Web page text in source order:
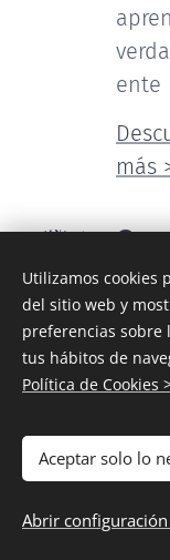
ente
más
de
Utilizamos cookies
del sitio web y
preferencias
tus hábitos de
Política de Cookies
Aceptar solo lo
Abrir